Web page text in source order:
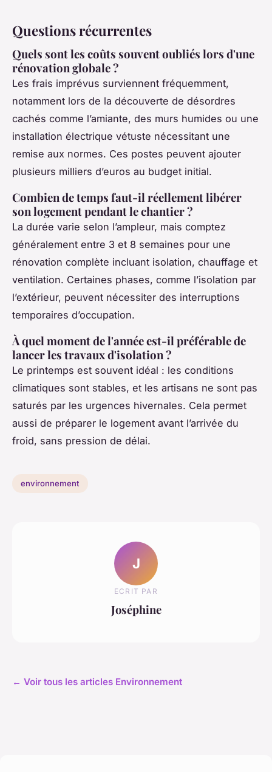
Questions récurrentes
Quels sont les coûts souvent oubliés lors d'une
rénovation globale ?
Les frais imprévus surviennent fréquemment,
notamment lors de la découverte de désordres
cachés comme l’amiante, des murs humides ou une
installation électrique vétuste nécessitant une
remise aux normes. Ces postes peuvent ajouter
plusieurs milliers d’euros au budget initial.
Combien de temps faut-il réellement libérer
son logement pendant le chantier ?
La durée varie selon l’ampleur, mais comptez
généralement entre 3 et 8 semaines pour une
rénovation complète incluant isolation, chauffage et
ventilation. Certaines phases, comme l’isolation par
l’extérieur, peuvent nécessiter des interruptions
temporaires d’occupation.
À quel moment de l'année est-il préférable de
lancer les travaux d'isolation ?
Le printemps est souvent idéal : les conditions
climatiques sont stables, et les artisans ne sont pas
saturés par les urgences hivernales. Cela permet
aussi de préparer le logement avant l’arrivée du
froid, sans pression de délai.
environnement
J
ECRIT PAR
Joséphine
← Voir tous les articles Environnement